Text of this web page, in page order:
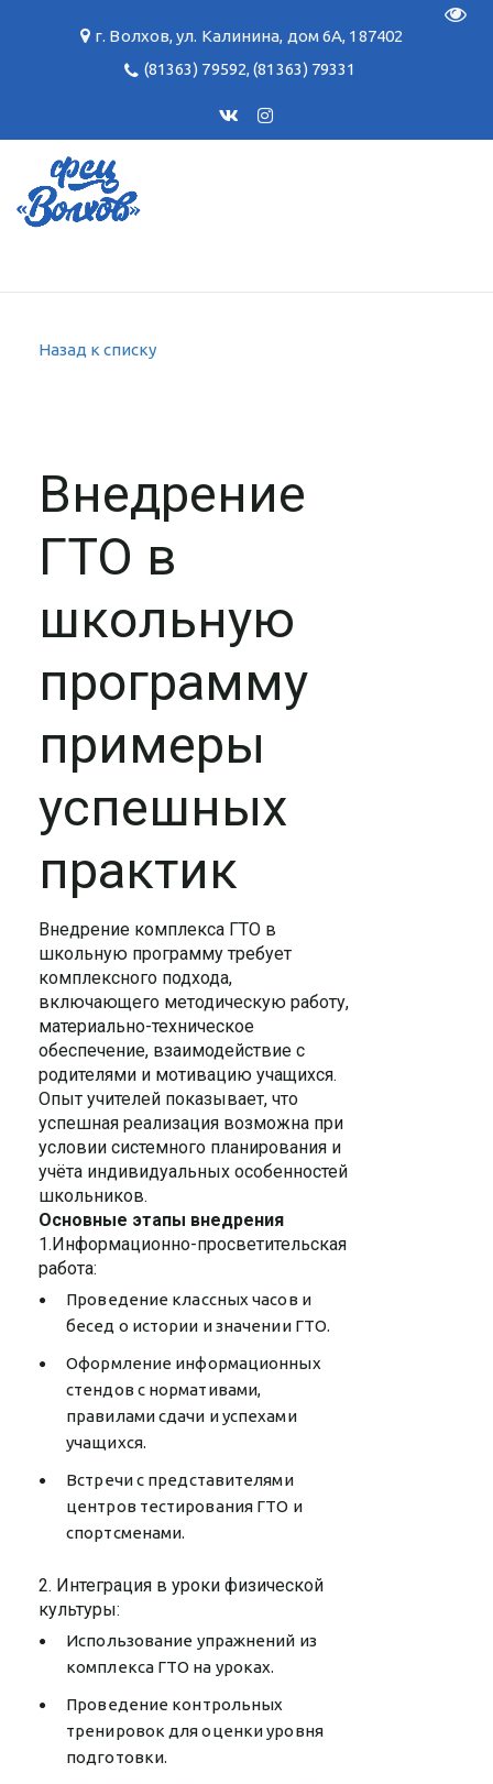
г. Волхов,ул. Калинина, дом 6А, 187402
(81363) 79592,(81363) 79331
Назад к списку
Внедрение
ГТО в
школьную
программу
примеры
успешных
практик
Внедрение комплекса ГТО в
школьную программу требует
комплексного подхода,
включающего методическую работу,
материально-техническое
обеспечение, взаимодействие с
родителями и мотивацию учащихся.
Опыт учителей показывает, что
успешная реализация возможна при
условии системного планирования и
учёта индивидуальных особенностей
школьников.
Основные этапы внедрения
1.Информационно-просветительская
работа:
Проведение классных часов и
бесед о истории и значении ГТО.
Оформление информационных
стендов с нормативами,
правилами сдачи и успехами
учащихся.
Встречи с представителями
центров тестирования ГТО и
спортсменами.
2. Интеграция в уроки физической
культуры:
Использование упражнений из
комплекса ГТО на уроках.
Проведение контрольных
тренировок для оценки уровня
подготовки.